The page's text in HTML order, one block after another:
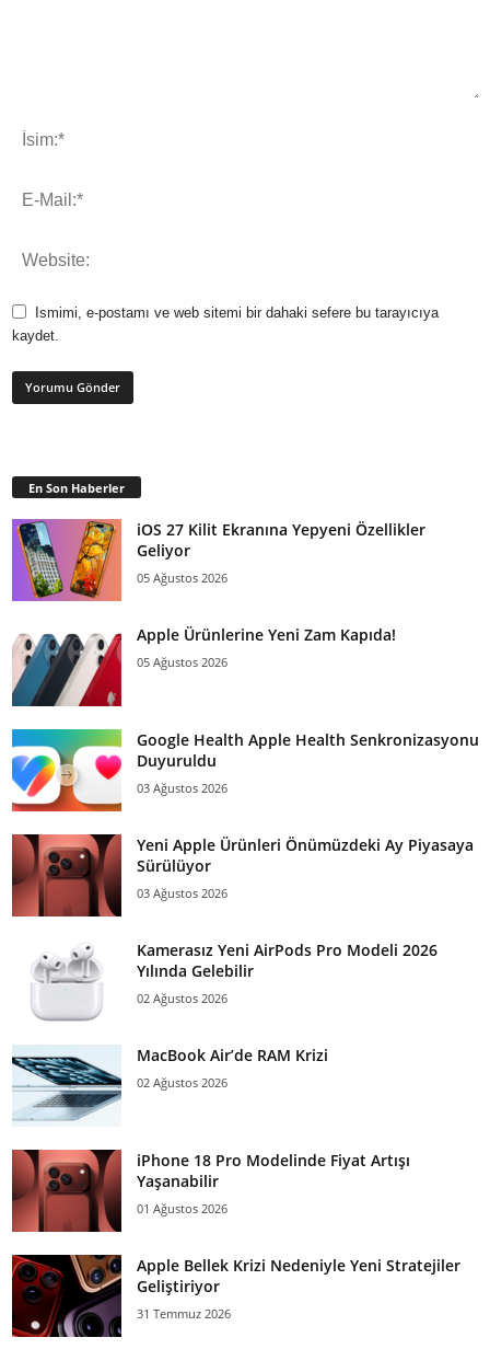
Ismimi, e-postamı ve web sitemi bir dahaki sefere bu tarayıcıya
kaydet.
En Son Haberler
iOS 27 Kilit Ekranına Yepyeni Özellikler
Geliyor
05 Ağustos 2026
Apple Ürünlerine Yeni Zam Kapıda!
05 Ağustos 2026
Google Health Apple Health Senkronizasyonu
Duyuruldu
03 Ağustos 2026
Yeni Apple Ürünleri Önümüzdeki Ay Piyasaya
Sürülüyor
03 Ağustos 2026
Kamerasız Yeni AirPods Pro Modeli 2026
Yılında Gelebilir
02 Ağustos 2026
MacBook Air’de RAM Krizi
02 Ağustos 2026
iPhone 18 Pro Modelinde Fiyat Artışı
Yaşanabilir
01 Ağustos 2026
Apple Bellek Krizi Nedeniyle Yeni Stratejiler
Geliştiriyor
31 Temmuz 2026